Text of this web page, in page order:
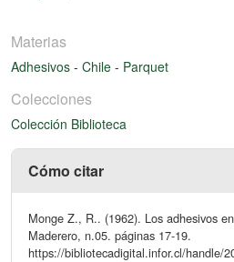
Materias
Adhesivos - Chile - Parquet
Colecciones
Colección Biblioteca
Cómo citar
Monge Z., R.. (1962). Los adhesivos
Maderero, n.05. páginas 17-19.
https://bibliotecadigital.infor.cl/handle/